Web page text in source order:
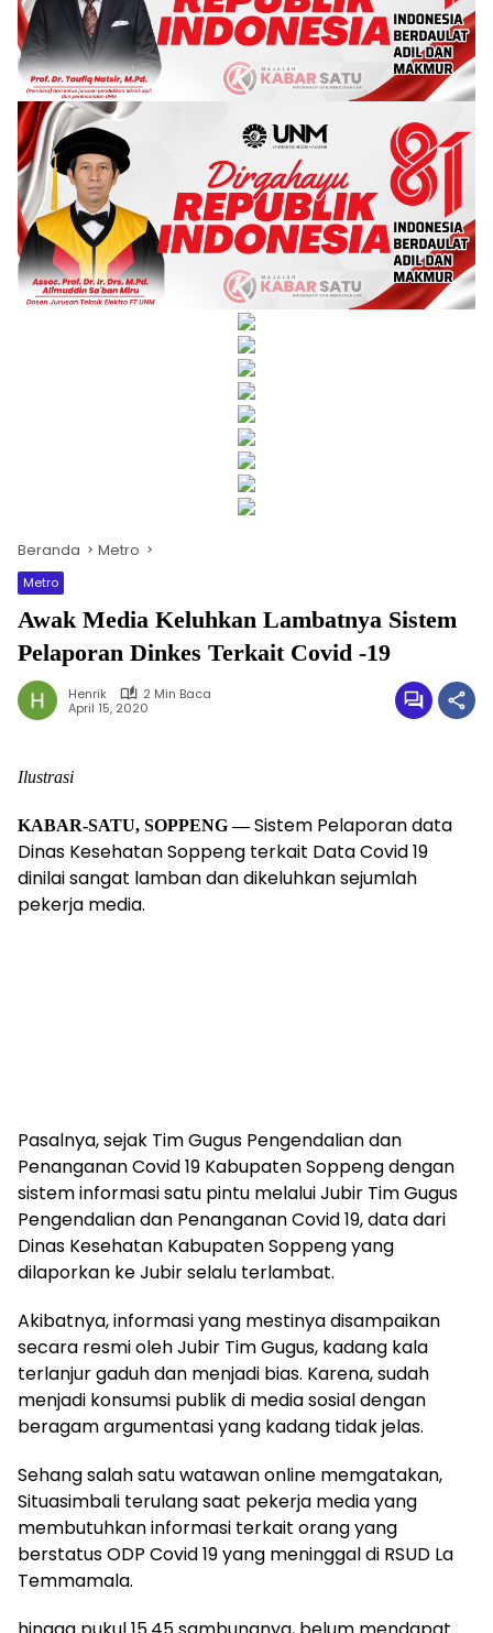
Beranda Metro
Metro
Awak Media Keluhkan Lambatnya Sistem
Pelaporan Dinkes Terkait Covid -19
Henrik
2 Min Baca
April 15, 2020
Ilustrasi
KABAR-SATU, SOPPENG —Sistem Pelaporan data
Dinas Kesehatan Soppeng terkait Data Covid 19
dinilai sangat lamban dan dikeluhkan sejumlah
pekerja media.
Pasalnya, sejak Tim Gugus Pengendalian dan
Penanganan Covid 19 Kabupaten Soppeng dengan
sistem informasi satu pintu melalui Jubir Tim Gugus
Pengendalian dan Penanganan Covid 19, data dari
Dinas Kesehatan Kabupaten Soppeng yang
dilaporkan ke Jubir selalu terlambat.
Akibatnya, informasi yang mestinya disampaikan
secara resmi oleh Jubir Tim Gugus, kadang kala
terlanjur gaduh dan menjadi bias. Karena, sudah
menjadi konsumsi publik di media sosial dengan
beragam argumentasi yang kadang tidak jelas.
Sehang salah satu watawan online memgatakan,
Situasimbali terulang saat pekerja media yang
membutuhkan informasi terkait orang yang
berstatus ODP Covid 19 yang meninggal di RSUD La
Temmamala.